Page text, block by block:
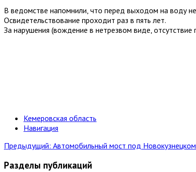
В ведомстве напомнили, что перед выходом на воду
Освидетельствование проходит раз в пять лет.
За нарушения (вождение в нетрезвом виде,
Кемеровская область
Навигация
Предыдущий: Автомобильный мост под
Разделы публикаций